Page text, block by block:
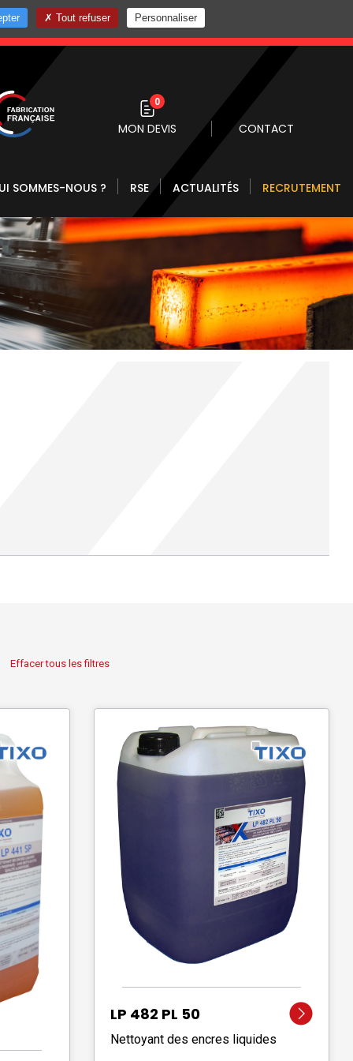
10
0
MON DEVIS CONTACT
SOMMES-NOUS ? RSE ACTUALITÉS RECRUTEMENT
Effacer tous les filtres
LP 482 PL 50
Nettoyant des encres liquides
Tout refuser Personnaliser